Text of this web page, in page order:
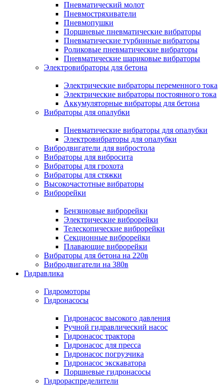
Пневматический молот
Пневмостряхиватели
Пневмопушки
Поршневые пневматические вибраторы
Пневматические турбинные вибраторы
Роликовые пневматические вибраторы
Пневматические шариковые вибраторы
Электровибраторы для бетона
Электрические вибраторы переменного тока
Электрические вибраторы постоянного тока
Аккумуляторные вибраторы для бетона
Вибраторы для опалубки
Пневматические вибраторы для опалубки
Электровибраторы для опалубки
Вибродвигатели для вибростола
Вибраторы для вибросита
Вибраторы для грохота
Вибраторы для стяжки
Высокочастотные вибраторы
Виброрейки
Бензиновые виброрейки
Электрические виброрейки
Телескопические виброрейки
Секционные виброрейки
Плавающие виброрейки
Вибраторы для бетона на 220в
Вибродвигатели на 380в
Гидравлика
Гидромоторы
Гидронасосы
Гидронасос высокого давления
Ручной гидравлический насос
Гидронасос трактора
Гидронасос для пресса
Гидронасос погрузчика
Гидронасос экскаватора
Поршневые гидронасосы
Гидрораспределители